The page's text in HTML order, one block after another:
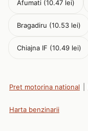
Afumati (10.47 lei)
Bragadiru (10.53 lei)
Chiajna IF (10.49 lei)
Pret motorina national
Harta benzinarii